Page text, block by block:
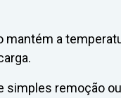
mantém a
simples remoção ou